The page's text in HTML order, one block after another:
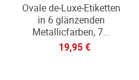
Ovale de-Luxe-Etiketten
in 6 glänzenden
Metallicfarben, 7...
19,95 €